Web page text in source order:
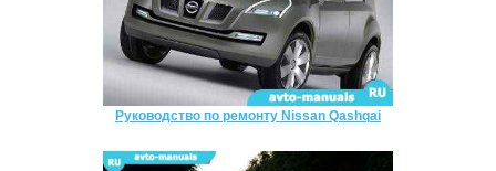
Руководство по ремонту Nissan Qashqai